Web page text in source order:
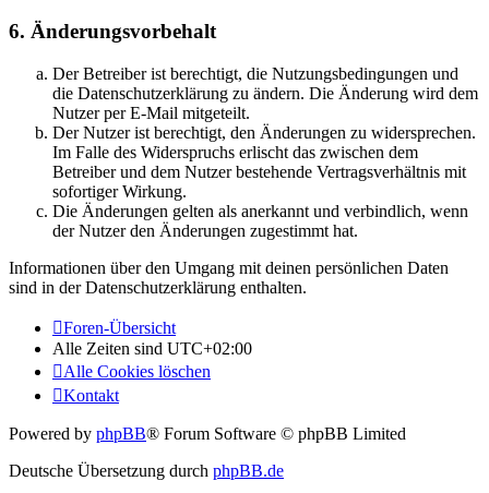
6. Änderungsvorbehalt
Der Betreiber ist berechtigt, die Nutzungsbedingungen und
die Datenschutzerklärung zu ändern. Die Änderung wird dem
Nutzer per E-Mail mitgeteilt.
Der Nutzer ist berechtigt, den Änderungen zu widersprechen.
Im Falle des Widerspruchs erlischt das zwischen dem
Betreiber und dem Nutzer bestehende Vertragsverhältnis mit
sofortiger Wirkung.
Die Änderungen gelten als anerkannt und verbindlich, wenn
der Nutzer den Änderungen zugestimmt hat.
Informationen über den Umgang mit deinen persönlichen Daten
sind in der Datenschutzerklärung enthalten.
Foren-Übersicht
Alle Zeiten sind UTC+02:00
Alle Cookies löschen
Kontakt
Powered by phpBB® Forum Software © phpBB Limited
Deutsche Übersetzung durch phpBB.de